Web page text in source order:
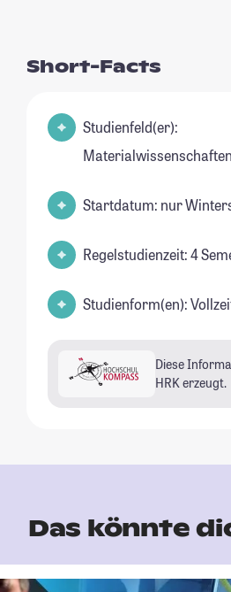
Short-Facts
Studienfeld(er):
Materialwissenschaften
Startdatum: nur
Regelstudienzeit: 4
Studienform(en):
Diese
HRK erzeugt.
Das könnte